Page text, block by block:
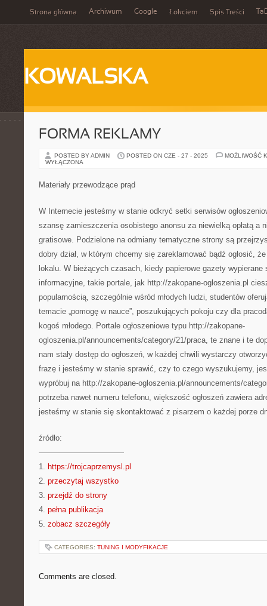
Strona główna Archiwum Google Łokciem Spis Treści
KOWALSKA
FORMA REKLAMY
POSTED BY ADMIN POSTED ON CZE - 27 - 2025
MOŻLIWOŚĆ
WYŁĄCZONA
Materiały przewodzące prąd
W Internecie jesteśmy w stanie odkryć setki serwisów
szansę zamieszczenia osobistego anonsu za niewielką opłatą a
gratisowe. Podzielone na odmiany tematyczne strony są
dobry dział, w którym chcemy się zareklamować bądź ogłosić,
lokalu. W bieżących czasach, kiedy papierowe gazety wypierane
informacyjne, takie portale, jak http://zakopane-ogloszenia.pl
popularnością, szczególnie wśród młodych ludzi, studentów
temacie „pomogę w nauce”, poszukujących pokoju czy dla
kogoś młodego. Portale ogłoszeniowe typu http://zakopane-
ogloszenia.pl/announcements/category/21/praca, te znane i te
nam stały dostęp do ogłoszeń, w każdej chwili wystarczy
frazę i jesteśmy w stanie sprawić, czy to czego wyszukujemy,
wypróbuj na http://zakopane-ogloszenia.pl/announcements/
potrzeba nawet numeru telefonu, większość ogłoszeń zawiera
jesteśmy w stanie się skontaktować z pisarzem o każdej porze
źródło:
———————————
1. https://trojcaprzemysl.pl
2. przeczytaj wszystko
3. przejdź do strony
4. pełna publikacja
5. zobacz szczegóły
CATEGORIES: TUNING I MODYFIKACJE
Comments are closed.